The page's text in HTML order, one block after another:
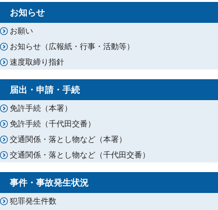
お知らせ
お願い
お知らせ（広報紙・行事・活動等）
速度取締り指針
届出・申請・手続
免許手続（本署）
免許手続（千代田交番）
交通関係・落とし物など（本署）
交通関係・落とし物など（千代田交番）
事件・事故発生状況
犯罪発生件数